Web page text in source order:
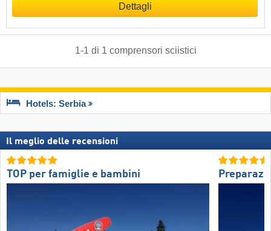
Dettagli
1-1 di 1 comprensori sciistici
Hotels: Serbia
Il meglio delle recensioni
TOP per famiglie e bambini